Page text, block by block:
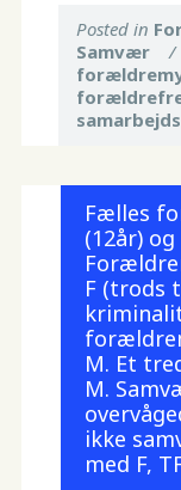
Posted in
Samvær
/
Fælles
(12år)
F (trods
M. Et
M.
ikke
med F,